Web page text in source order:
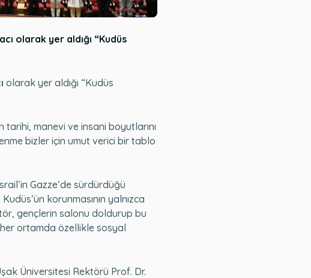
olarak yer aldığı “Kudüs
olarak yer aldığı “Kudüs
manevi ve insani boyutlarını
bizler için umut verici bir tablo
Gazze’de sürdürdüğü
korunmasının yalnızca
gençlerin salonu doldurup bu
her ortamda özellikle sosyal
Üniversitesi Rektörü Prof. Dr.